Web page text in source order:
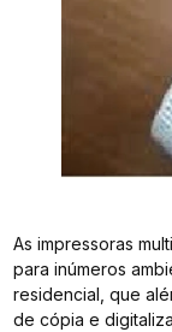
As impressoras
para inúmeros
residencial, que
de cópia e